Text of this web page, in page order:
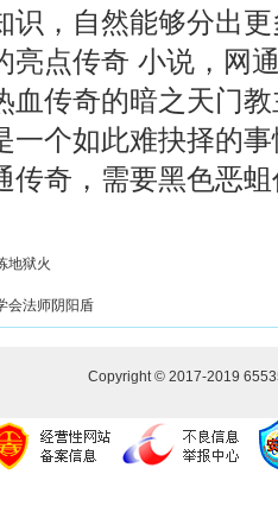
识，自然能够分出
亮点传奇 小说，网
血传奇的暗之天门
一个如此难抉择的
传奇，需要黑色恶
地狱火
会法师阴阳盾
Copyright © 2017-2019